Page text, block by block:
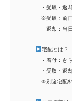
・受取・返却
※受取：前日
返却：当日夕
宅配とは？
・着付：きら
・受取・返却
※別途宅配料